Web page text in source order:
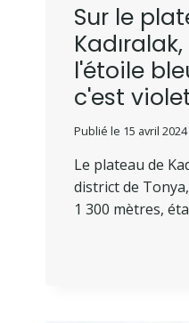
Sur le
l'étoile
c'est
Publié le 15 avril 2024
Le plateau de
district de
1 300 mètres,